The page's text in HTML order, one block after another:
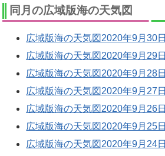
同月の広域版海の天気図
広域版海の天気図2020年9月30日
広域版海の天気図2020年9月29日
広域版海の天気図2020年9月28日
広域版海の天気図2020年9月27日
広域版海の天気図2020年9月26日
広域版海の天気図2020年9月25日
広域版海の天気図2020年9月24日